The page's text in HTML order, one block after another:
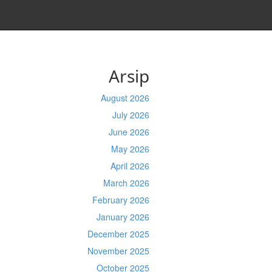
Arsip
August 2026
July 2026
June 2026
May 2026
April 2026
March 2026
February 2026
January 2026
December 2025
November 2025
October 2025